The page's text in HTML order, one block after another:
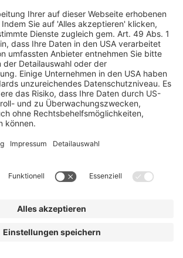
oder Darstellung von
sollen dabei auf die potenziellen Interessen
sein, weshalb wir deren Effektivität
Cookies oder ähnliche Verfahren mit dem
und Nutzerprofile der Webseitenbesucher
der IP-Adresse können in diesem
Informationen zu besuchten Webseiten,
und technische Merkmale, wie der
sowie Angaben zu Nutzungszeiten und
Webseiten, die dasselbe
und auf dem Server des
wir auf unserer Webseite Funktions- und
an. Diese Funktions- und Inhaltselemente